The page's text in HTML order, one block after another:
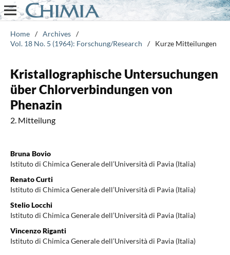
Home / Archives /
Vol. 18 No. 5 (1964): Forschung/Research
/ Kurze Mitteilungen
Kristallographische Untersuchungen
über Chlorverbindungen von
Phenazin
2. Mitteilung
Bruna Bovio
Istituto di Chimica Generale dell’Università di Pavia (Italia)
Renato Curti
Istituto di Chimica Generale dell’Università di Pavia (Italia)
Stelio Locchi
Istituto di Chimica Generale dell’Università di Pavia (Italia)
Vincenzo Riganti
Istituto di Chimica Generale dell’Università di Pavia (Italia)